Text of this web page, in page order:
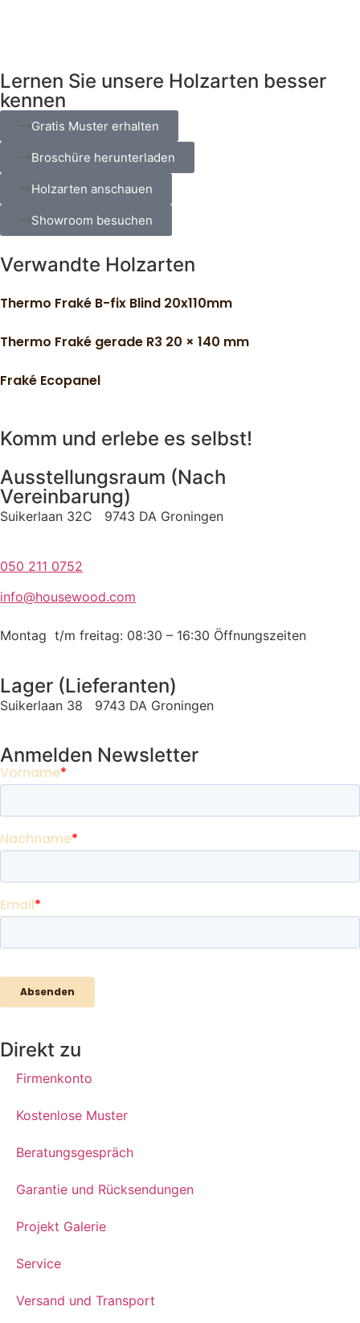
Lernen Sie unsere Holzarten besser
kennen
Gratis Muster erhalten
Broschüre herunterladen
Holzarten anschauen
Showroom besuchen
Verwandte Holzarten
Thermo Fraké B-fix Blind 20x110mm
Thermo Fraké gerade R3 20 × 140 mm
Fraké Ecopanel
Komm und erlebe es selbst!
Ausstellungsraum (Nach
Vereinbarung)
Suikerlaan 32C 9743 DA Groningen
050 211 0752
info@housewood.com
Montag t/m freitag: 08:30 – 16:30 Öffnungszeiten
Lager (Lieferanten)
Suikerlaan 38 9743 DA Groningen
Anmelden Newsletter
Direkt zu
Firmenkonto
Kostenlose Muster
Beratungsgespräch
Garantie und Rücksendungen
Projekt Galerie
Service
Versand und Transport